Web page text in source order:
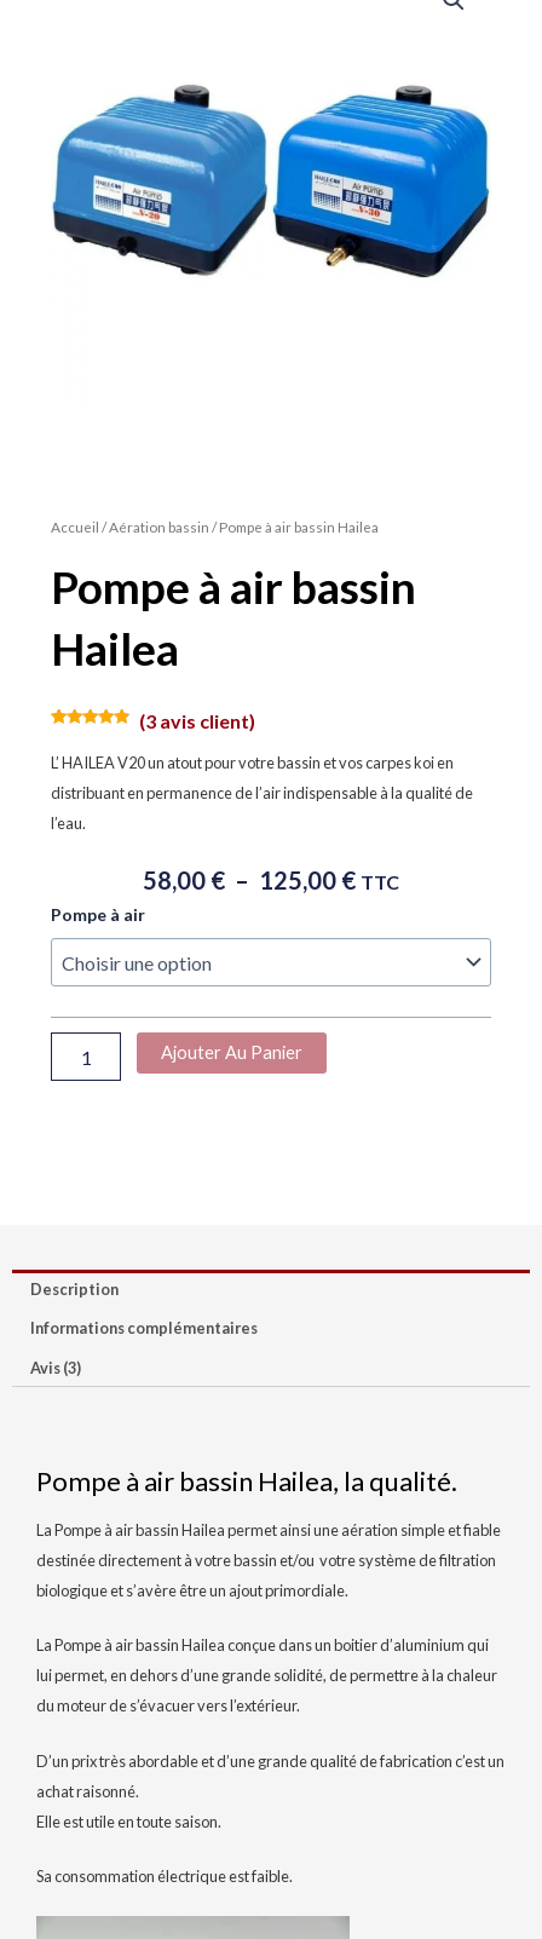
Accueil /Aération bassin / Pompe à air bassin Hailea
Pompe à air bassin
Hailea
sur 5
basé sur
client
(3avis client)
L’ HAILEA V20 un atout pour votre bassin et vos carpes koi en
distribuant en permanence de l’air indispensable à la qualité de
l’eau.
58,00 € – 125,00 €Plage
Prix :
À
125,00 €
TTC
Pompe à air
quantité
de
Pompe
à
bassin
Hailea
Ajouter Au Panier
Description
Informations complémentaires
Avis (3)
Pompe à air bassin Hailea, la qualité.
La Pompe à air bassin Hailea permet ainsi une aération simple et fiable
destinée directement à votre bassin et/ou votre système de filtration
biologique et s’avère être un ajout primordiale.
La Pompe à air bassin Hailea conçue dans un boitier d’aluminium qui
lui permet, en dehors d’une grande solidité, de permettre à la chaleur
du moteur de s’évacuer vers l’extérieur.
D’un prix très abordable et d’une grande qualité de fabrication c’est un
achat raisonné.
Elle est utile en toute saison.
Sa consommation électrique est faible.